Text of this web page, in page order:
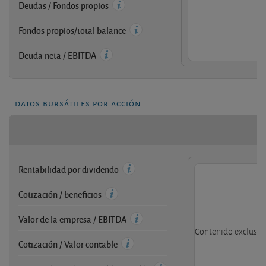
Deudas / Fondos propios
Fondos propios/total balance
Deuda neta / EBITDA
datos bursátiles por acción
Rentabilidad por dividendo
Contenido
Cotización / beneficios
Valor de la empresa / EBITDA
Cotización / Valor contable